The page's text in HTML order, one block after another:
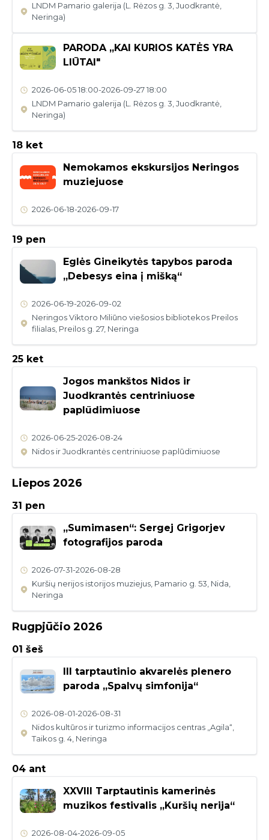
LNDM Pamario galerija (L. Rėzos g. 3, Juodkrantė,
Neringa)
PARODA ,,KAI KURIOS KATĖS YRA
LIŪTAI"
2026-06-0518:00-2026-09-2718:00
LNDM Pamario galerija (L. Rėzos g. 3, Juodkrantė,
Neringa)
18 ket
Nemokamos ekskursijos Neringos
muziejuose
2026-06-18-2026-09-17
19 pen
Eglės Gineikytės tapybos paroda
„Debesys eina į mišką“
2026-06-19-2026-09-02
Neringos Viktoro Miliūno viešosios bibliotekos Preilos
filialas, Preilos g. 27, Neringa
25 ket
Jogos mankštos Nidos ir
Juodkrantės centriniuose
paplūdimiuose
2026-06-25-2026-08-24
Nidos ir Juodkrantės centriniuose paplūdimiuose
Liepos 2026
31 pen
„Sumimasen“: Sergej Grigorjev
fotografijos paroda
2026-07-31-2026-08-28
Kuršių nerijos istorijos muziejus, Pamario g. 53, Nida,
Neringa
Rugpjūčio 2026
01 šeš
III tarptautinio akvarelės plenero
paroda „Spalvų simfonija“
2026-08-01-2026-08-31
Nidos kultūros ir turizmo informacijos centras „Agila“,
Taikos g. 4, Neringa
04 ant
XXVIII Tarptautinis kamerinės
muzikos festivalis „Kuršių nerija“
2026-08-04-2026-09-05